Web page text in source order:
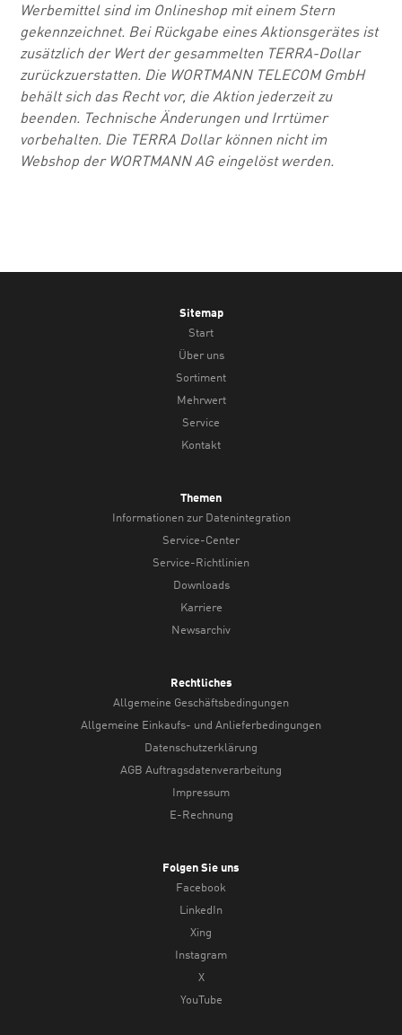
Werbemittel sind im Onlineshop mit einem Stern
gekennzeichnet. Bei Rückgabe eines Aktionsgerätes ist
zusätzlich der Wert der gesammelten TERRA-Dollar
zurückzuerstatten. Die WORTMANN TELECOM GmbH
behält sich das Recht vor, die Aktion jederzeit zu
beenden. Technische Änderungen und Irrtümer
vorbehalten. Die TERRA Dollar können nicht im
Webshop der WORTMANN AG eingelöst werden.
Sitemap
Start
Über uns
Sortiment
Mehrwert
Service
Kontakt
Themen
Informationen zur Datenintegration
Service-Center
Service-Richtlinien
Downloads
Karriere
Newsarchiv
Rechtliches
Allgemeine Geschäftsbedingungen
Allgemeine Einkaufs- und Anlieferbedingungen
Datenschutzerklärung
AGB Auftragsdatenverarbeitung
Impressum
E-Rechnung
Folgen Sie uns
Facebook
LinkedIn
Xing
Instagram
X
YouTube